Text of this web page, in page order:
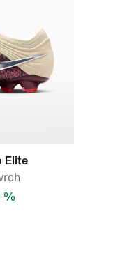
Elite
%